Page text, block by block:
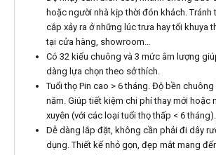
hoặc người nhà kịp thời đón khách. Tránh
cắp xảy ra ở những lúc trưa hay tối khuya
tại cửa hàng, showroom…
Có 32 kiểu chuông và 3 mức âm lượng
dàng lựa chọn theo sở thích.
Tuổi thọ Pin cao > 6 tháng. Độ bền
năm. Giúp tiết kiệm chi phí thay mới hoặc
xuyên (với các loại tuổi thọ thấp < 6 tháng).
Dễ dàng lắp đặt, không cần phải đi dây
dụng. Thiết kế nhỏ gọn, đẹp mắt mang